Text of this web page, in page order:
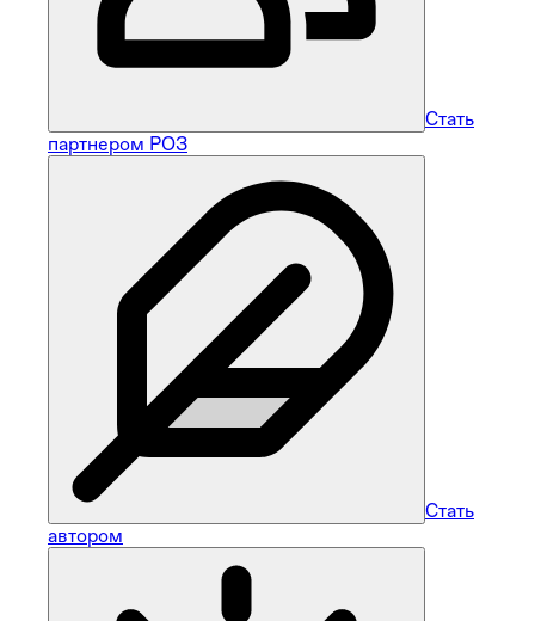
Стать
партнером РОЗ
Стать
автором